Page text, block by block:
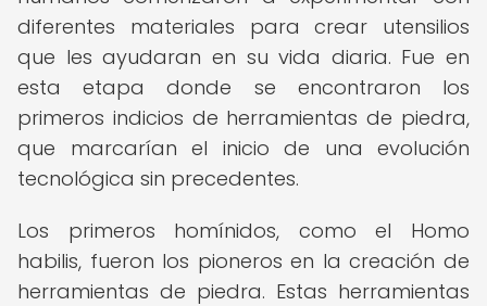
diferentes materiales para crear utensilios
que les ayudaran en su vida diaria. Fue en
esta etapa donde se encontraron los
primeros indicios de herramientas de piedra,
que marcarían el inicio de una evolución
tecnológica sin precedentes.
Los primeros homínidos, como el Homo
habilis, fueron los pioneros en la creación de
herramientas de piedra. Estas herramientas